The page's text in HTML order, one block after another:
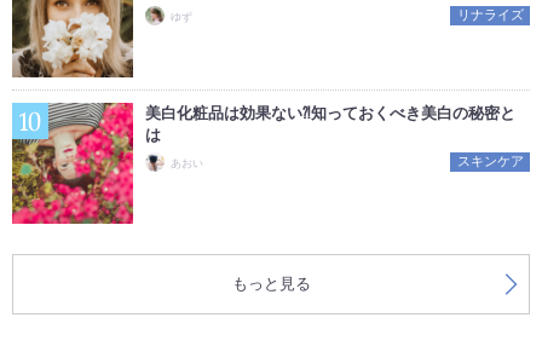
ゆず リナライズ
美白化粧品は効果ない⁈知っておくべき美白の秘密と
は
あおい スキンケア
もっと見る